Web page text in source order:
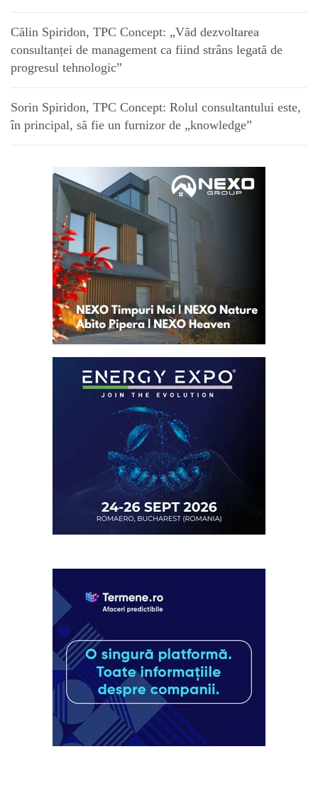
Călin Spiridon, TPC Concept: „Văd dezvoltarea
consultanței de management ca fiind strâns legată de
progresul tehnologic”
Sorin Spiridon, TPC Concept: Rolul consultantului este,
în principal, să fie un furnizor de „knowledge”